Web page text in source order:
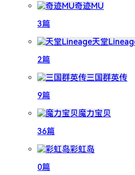
奇迹MU
3篇
天堂
2篇
三国群英传
9篇
魔力宝贝
36篇
彩虹岛
0篇